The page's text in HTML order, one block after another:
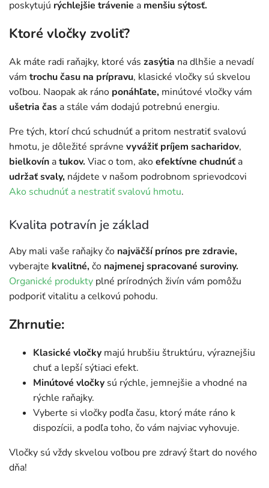
poskytujú rýchlejšie trávenie a menšiu sýtosť.
Ktoré vločky zvoliť?
Ak máte radi raňajky, ktoré vás zasýtia na dlhšie a nevadí
vám trochu času na prípravu, klasické vločky sú skvelou
voľbou. Naopak ak ráno ponáhľate, minútové vločky vám
ušetria čas a stále vám dodajú potrebnú energiu.
Pre tých, ktorí chcú schudnúť a pritom nestratiť svalovú
hmotu, je dôležité správne vyvážiť príjem sacharidov,
bielkovín atukov. Viac o tom, akoefektívne chudnúťa
udržať svaly, nájdete v našom podrobnom sprievodcovi
Ako schudnúť a nestratiť svalovú hmotu.
Kvalita potravín je základ
Aby mali vaše raňajky čo najväčší prínos pre zdravie,
vyberajte kvalitné,čo najmenej spracované suroviny.
Organické produkty plné prírodných živín vám pomôžu
podporiť vitalitu a celkovú pohodu.
Zhrnutie:
Klasické vločky majú hrubšiu štruktúru, výraznejšiu
chuť a lepší sýtiaci efekt.
Minútové vločky sú rýchle, jemnejšie a vhodné na
rýchle raňajky.
Vyberte si vločky podľa času, ktorý máte ráno k
dispozícii, a podľa toho, čo vám najviac vyhovuje.
Vločky sú vždy skvelou voľbou pre zdravý štart do nového
dňa!